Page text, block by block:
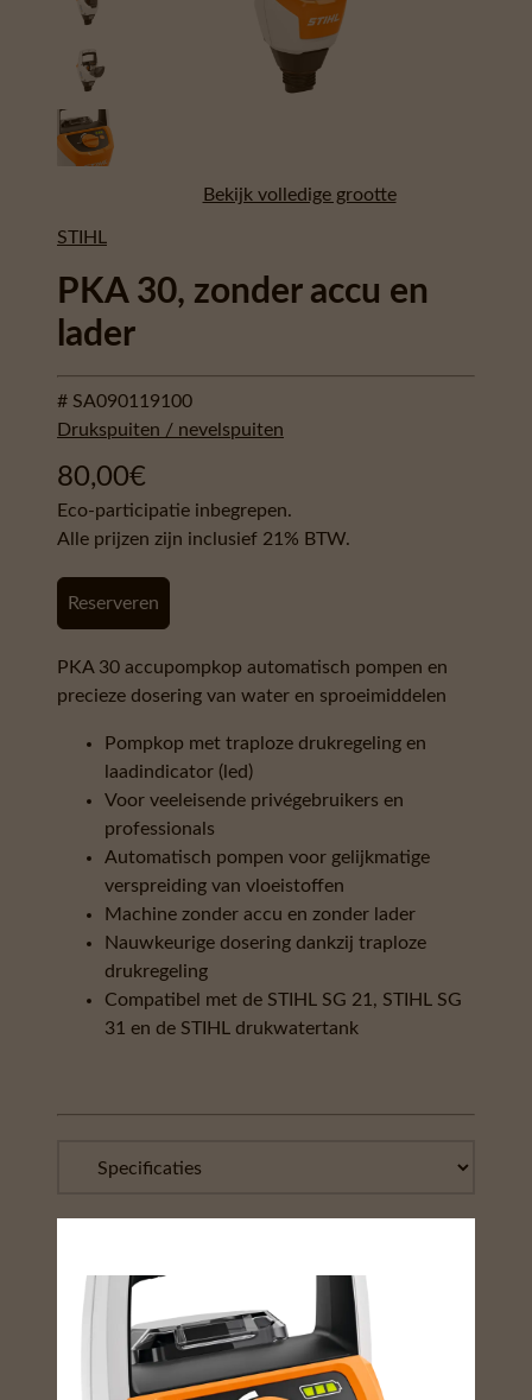
Bekijk volledige grootte
STIHL
PKA 30, zonder accu en
lader
# SA090119100
Drukspuiten / nevelspuiten
80,00€
Eco-participatie inbegrepen.
Alle prijzen zijn inclusief 21% BTW.
Reserveren
PKA 30 accupompkop automatisch pompen en
precieze dosering van water en sproeimiddelen
Pompkop met traploze drukregeling en
laadindicator (led)
Voor veeleisende privégebruikers en
professionals
Automatisch pompen voor gelijkmatige
verspreiding van vloeistoffen
Machine zonder accu en zonder lader
Nauwkeurige dosering dankzij traploze
drukregeling
Compatibel met de STIHL SG 21, STIHL SG
31 en de STIHL drukwatertank